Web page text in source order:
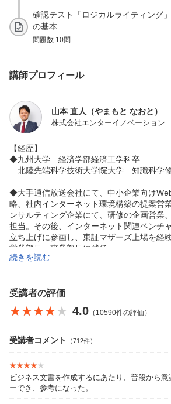
確認テスト「ロジカルライティング
の基本
問題数 10問
講師プロフィール
山本 直人（やまもと なおと）
株式会社エンターイノベーショ
【経歴】
◆九州大学 経済学部経済工学科卒
北陸先端科学技術大学院大学 知識科学
◆大手通信放送会社にて、中小企業向け
略、社内インターネット環境構築の提案営
ンサルティング企業にて、研修の企画営業
担当。その後、インターネット関連ベンチ
立ち上げに参画し、東証マザーズ上場を経
営業部長、事業部長に就任。
コンサルティング会社、IT企業など複数の
テンツ開発、講師育成に携わる。
【著書】
『すぐ成果を出す人の仕事のやり方・考え
続きを読む
受講者の評価
★★★★★
★★★★★ 4.0 （10590件の評価）
受講者コメント （712件）
★★★★★
★★★★★
ビジネス文書を作成するにあたり、普段から意
ーでき、参考になった。